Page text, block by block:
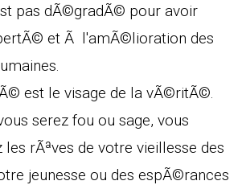
pas dÃ©gradÃ© pour avoir
et Ã l'amÃ©lioration des
est le visage de la vÃ©ritÃ©.
serez fou ou sage, vous
rÃªves de votre vieillesse des
jeunesse ou des espÃ©rances